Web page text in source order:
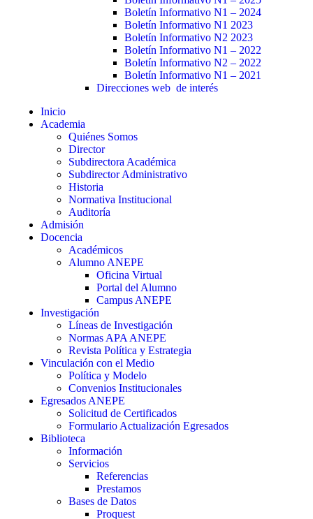
Boletín Informativo N1 – 2024
Boletín Informativo N1 2023
Boletín Informativo N2 2023
Boletín Informativo N1 – 2022
Boletín Informativo N2 – 2022
Boletín Informativo N1 – 2021
Direcciones web de interés
Inicio
Academia
Quiénes Somos
Director
Subdirectora Académica
Subdirector Administrativo
Historia
Normativa Institucional
Auditoría
Admisión
Docencia
Académicos
Alumno ANEPE
Oficina Virtual
Portal del Alumno
Campus ANEPE
Investigación
Líneas de Investigación
Normas APA ANEPE
Revista Política y Estrategia
Vinculación con el Medio
Política y Modelo
Convenios Institucionales
Egresados ANEPE
Solicitud de Certificados
Formulario Actualización Egresados
Biblioteca
Información
Servicios
Referencias
Prestamos
Bases de Datos
Proquest